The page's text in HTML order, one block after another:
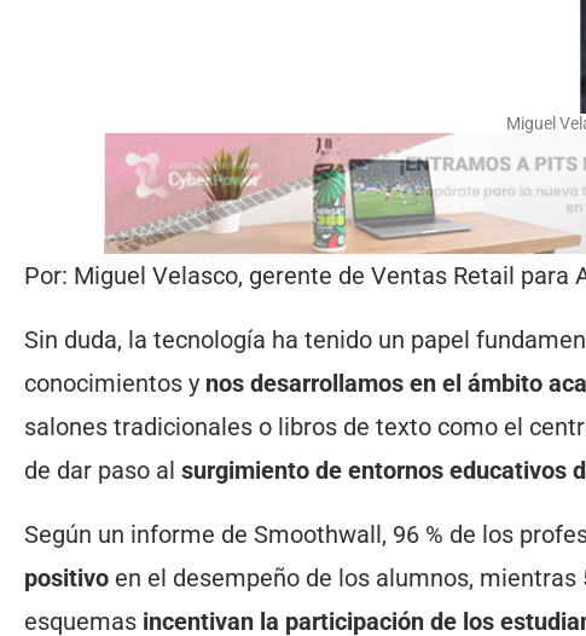
Miguel
Por: Miguel Velasco, gerente de Ventas Retail para
Sin duda, la tecnología ha tenido un papel
conocimientos y nos desarrollamos en el ámbito
salones tradicionales o libros de texto como el
de dar paso al surgimiento de entornos educativos
Según un informe de Smoothwall, 96 % de los
positivo en el desempeño de los alumnos,
esquemas incentivan la participación de los